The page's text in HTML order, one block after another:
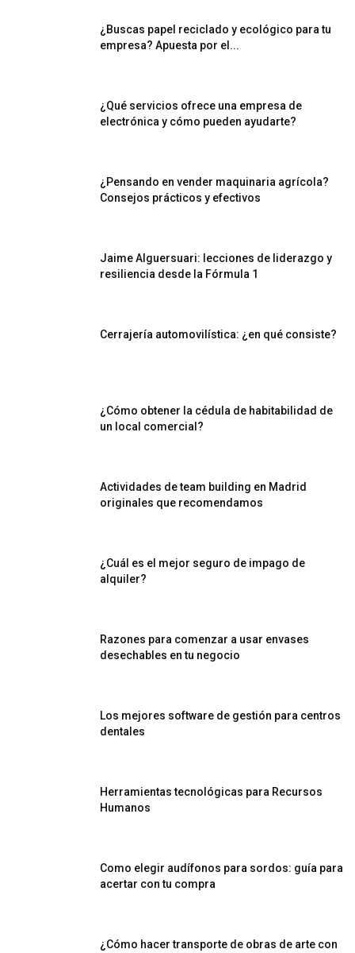
¿Buscas papel reciclado y ecológico para tu
empresa? Apuesta por el...
¿Qué servicios ofrece una empresa de
electrónica y cómo pueden ayudarte?
¿Pensando en vender maquinaria agrícola?
Consejos prácticos y efectivos
Jaime Alguersuari: lecciones de liderazgo y
resiliencia desde la Fórmula 1
Cerrajería automovilística: ¿en qué consiste?
¿Cómo obtener la cédula de habitabilidad de
un local comercial?
Actividades de team building en Madrid
originales que recomendamos
¿Cuál es el mejor seguro de impago de
alquiler?
Razones para comenzar a usar envases
desechables en tu negocio
Los mejores software de gestión para centros
dentales
Herramientas tecnológicas para Recursos
Humanos
Como elegir audífonos para sordos: guía para
acertar con tu compra
¿Cómo hacer transporte de obras de arte con